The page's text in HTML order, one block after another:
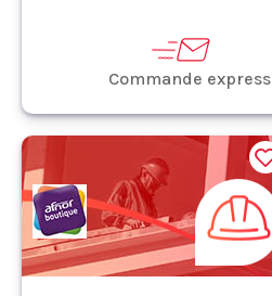
Commande express